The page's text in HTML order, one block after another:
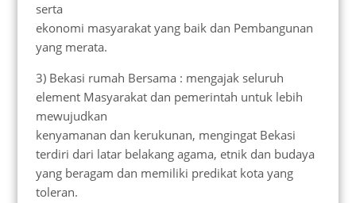
serta
ekonomi masyarakat yang baik dan Pembangunan
yang merata.
3) Bekasi rumah Bersama : mengajak seluruh
element Masyarakat dan pemerintah untuk lebih
mewujudkan
kenyamanan dan kerukunan, mengingat Bekasi
terdiri dari latar belakang agama, etnik dan budaya
yang beragam dan memiliki predikat kota yang
toleran.